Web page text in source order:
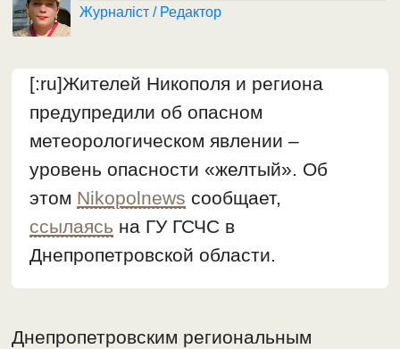
Журналіст / Редактор
[:ru]Жителей Никополя и региона
предупредили об опасном
метеорологическом явлении –
уровень опасности «желтый». Об
этом Nikopolnews сообщает,
ссылаясь на ГУ ГСЧС в
Днепропетровской области.
Днепропетровским региональным